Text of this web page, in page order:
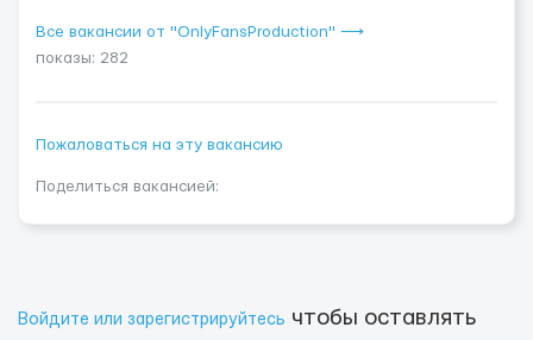
Все вакансии от "OnlyFansProduction" ⟶
показы: 282
Пожаловаться на эту вакансию
Поделиться вакансией:
Войдите или зарегистрируйтесь чтобы оставлять